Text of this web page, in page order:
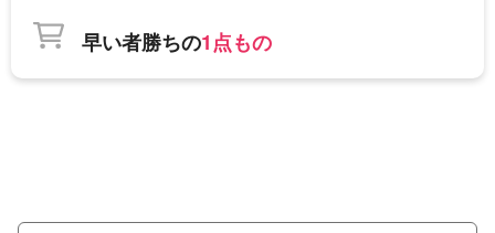
早い者勝ちの1点もの